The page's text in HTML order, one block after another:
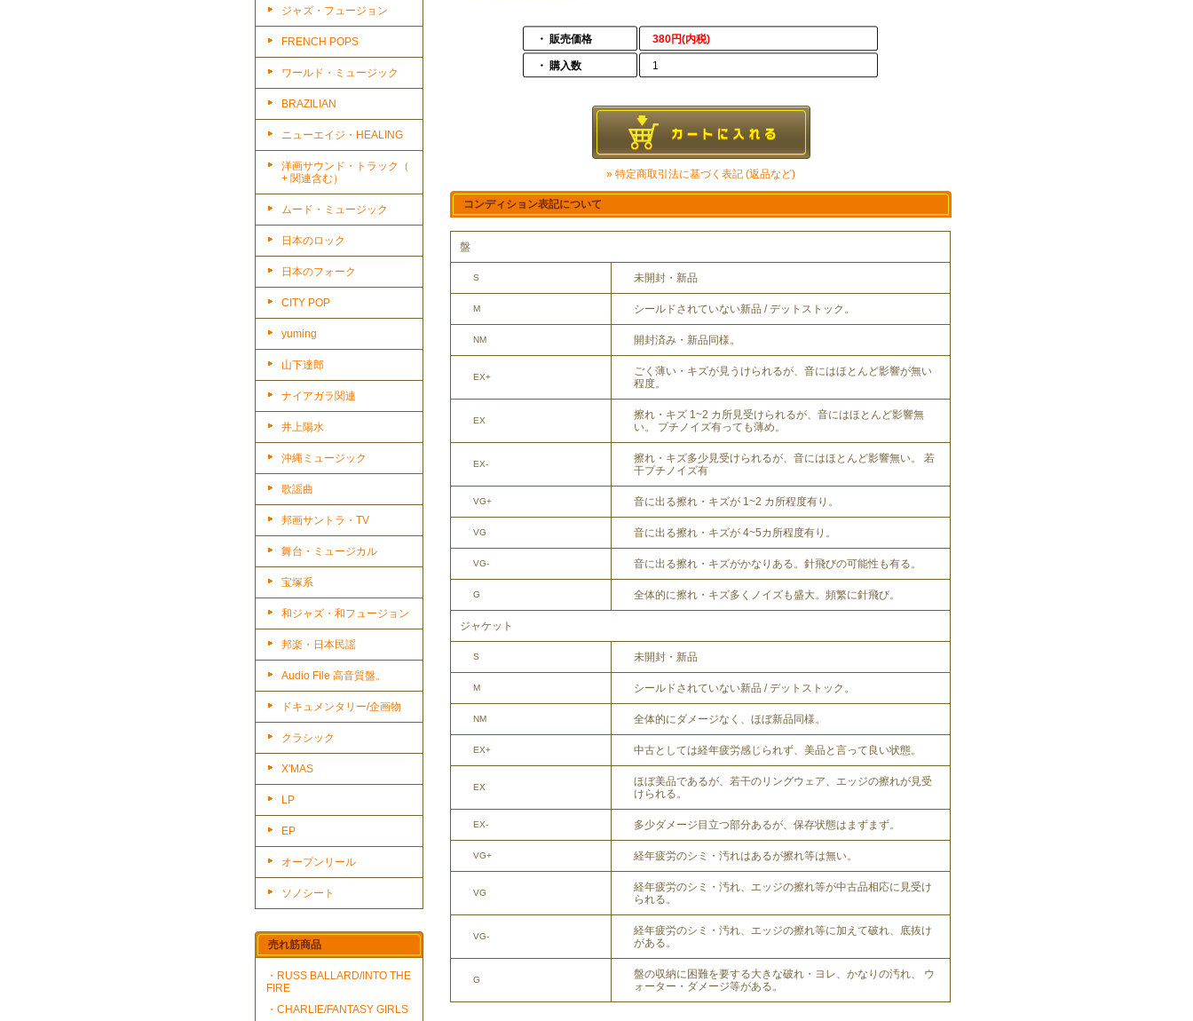
ジャズ・フュージョン
FRENCH POPS
ワールド・ミュージック
BRAZILIAN
ニューエイジ・HEALING
洋画サウンド・トラック（
+ 関連含む）
ムード・ミュージック
日本のロック
日本のフォーク
CITY POP
yuming
山下達郎
ナイアガラ関連
井上陽水
沖縄ミュージック
歌謡曲
邦画サントラ・TV
舞台・ミュージカル
宝塚系
和ジャズ・和フュージョン
邦楽・日本民謡
Audio File 高音質盤。
ドキュメンタリー/企画物
クラシック
X'MAS
LP
EP
オープンリール
ソノシート
売れ筋商品
・RUSS BALLARD/INTO THE
FIRE
・CHARLIE/FANTASY GIRLS
・ 販売価格 380円(内税)
・ 購入数 1
» 特定商取引法に基づく表記 (返品など)
コンディション表記について
盤
S 未開封・新品
M シールドされていない新品 / デットストック。
NM 開封済み・新品同様。
EX+
ごく薄い・キズが見うけられるが、音にはほとんど影響が無い
程度。
EX
擦れ・キズ 1~2 カ所見受けられるが、音にはほとんど影響無
い。 プチノイズ有っても薄め。
EX-
擦れ・キズ多少見受けられるが、音にはほとんど影響無い。 若
干プチノイズ有
VG+ 音に出る擦れ・キズが 1~2 カ所程度有り。
VG 音に出る擦れ・キズが 4~5カ所程度有り。
VG- 音に出る擦れ・キズがかなりある。針飛びの可能性も有る。
G 全体的に擦れ・キズ多くノイズも盛大。頻繁に針飛び。
ジャケット
S 未開封・新品
M シールドされていない新品 / デットストック。
NM 全体的にダメージなく、ほぼ新品同様。
EX+ 中古としては経年疲労感じられず、美品と言って良い状態。
EX
ほぼ美品であるが、若干のリングウェア、エッジの擦れが見受
けられる。
EX- 多少ダメージ目立つ部分あるが、保存状態はまずまず。
VG+ 経年疲労のシミ・汚れはあるが擦れ等は無い。
VG
経年疲労のシミ・汚れ、エッジの擦れ等が中古品相応に見受け
られる。
VG-
経年疲労のシミ・汚れ、エッジの擦れ等に加えて破れ、底抜け
がある。
G
盤の収納に困難を要する大きな破れ・ヨレ、かなりの汚れ、 ウ
ォーター・ダメージ等がある。